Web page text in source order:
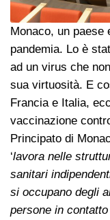
Monaco, un paese
pandemia. Lo è
ad un virus che
sua virtuosità. E
Francia e Italia,
vaccinazione
Principato di
‘lavora nelle
sanitari
si occupano degli
persone in